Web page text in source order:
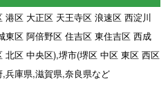
港区 大正区 天王寺区 浪速区 西淀川
東区 阿倍野区 住吉区 東住吉区 西成
区 中央区),堺市(堺区 中区 東区 西区
兵庫県,滋賀県,奈良県など